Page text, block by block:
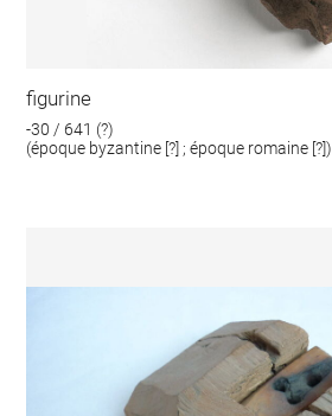
figurine
-30 / 641 (?)
(époque byzantine [?] ; époque romaine [?])